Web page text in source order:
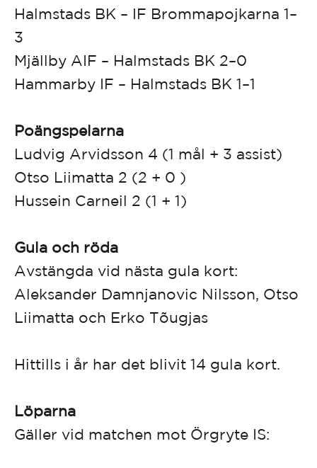
Halmstads BK – IF Brommapojkarna 1–
3
Mjällby AIF – Halmstads BK 2–0
Hammarby IF – Halmstads BK 1–1
Poängspelarna
Ludvig Arvidsson 4 (1 mål + 3 assist)
Otso Liimatta 2 (2 + 0 )
Hussein Carneil 2 (1 + 1)
Gula och röda
Avstängda vid nästa gula kort:
Aleksander Damnjanovic Nilsson, Otso
Liimatta och Erko Tõugjas
Hittills i år har det blivit 14 gula kort.
Löparna
Gäller vid matchen mot Örgryte IS: